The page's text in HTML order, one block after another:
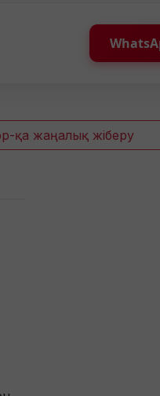
қа жаңалық жіберу